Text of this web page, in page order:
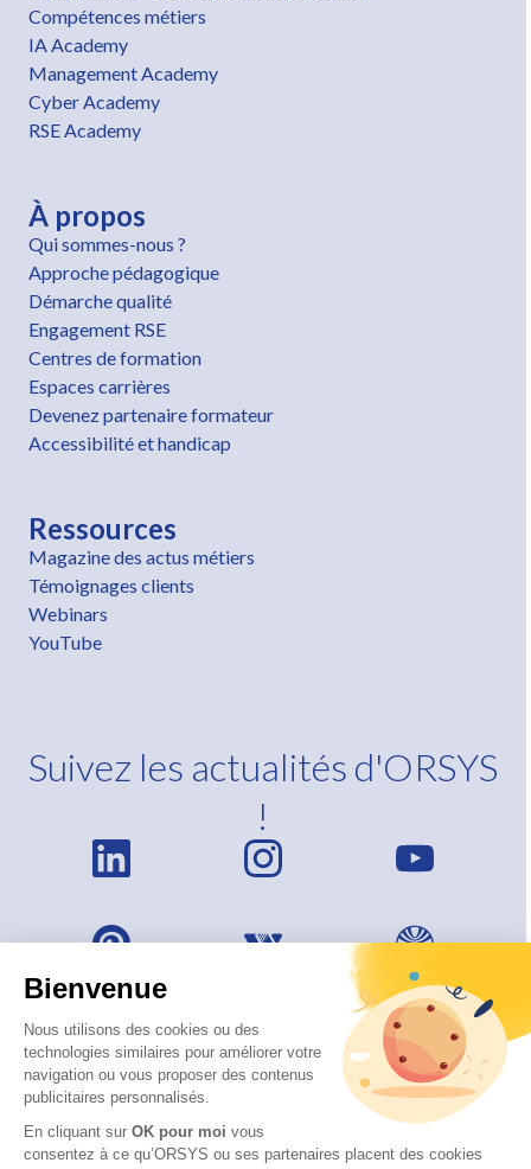
Bienvenue
Nous utilisons des cookies ou des
technologies similaires pour améliorer votre
navigation ou vous proposer des contenus
publicitaires personnalisés.
En cliquant sur OK pour moi vous
consentez à ce qu’ORSYS ou ses partenaires placent des cookies
Compétences métiers
IA Academy
Management Academy
Cyber Academy
RSE Academy
À propos
Qui sommes-nous ?
Approche pédagogique
Démarche qualité
Engagement RSE
Centres de formation
Espaces carrières
Devenez partenaire formateur
Accessibilité et handicap
Ressources
Magazine des actus métiers
Témoignages clients
Webinars
YouTube
Suivez les actualités d'ORSYS
!